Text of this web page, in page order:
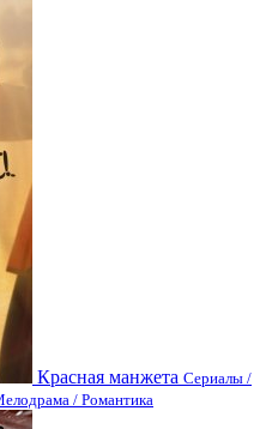
Красная манжета Сериалы /
/ Романтика